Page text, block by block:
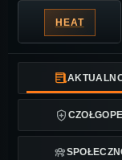
HEAT